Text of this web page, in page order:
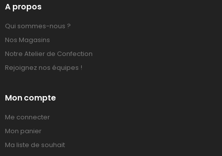
A propos
Qui sommes-nous ?
Nos Magasins
Notre Atelier de Confection
Rejoignez nos équipes !
Mon compte
Me connecter
Mon panier
Ma liste de souhait